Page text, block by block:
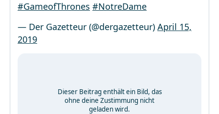
#GameofThrones #NotreDame
— Der Gazetteur (@dergazetteur) April 15,
2019
Dieser Beitrag enthält ein Bild, das
ohne deine Zustimmung nicht
geladen wird.